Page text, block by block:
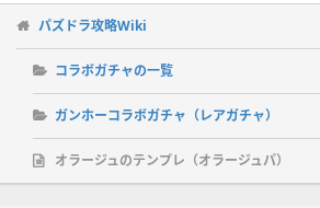
パズドラ攻略Wiki
コラボガチャの一覧
ガンホーコラボガチャ（レアガチャ）
オラージュのテンプレ（オラージュパ）